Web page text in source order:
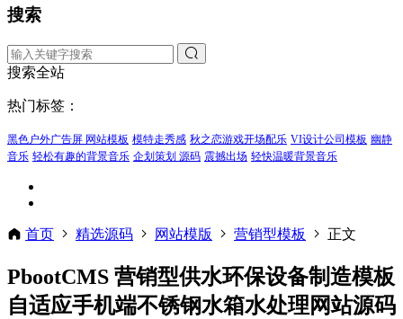
搜索
搜索全站
热门标签：
黑色户外广告屏 网站模板 模特走秀感 秋之恋游戏开场配乐 VI设计公司模板 幽静
音乐 轻松有趣的背景音乐 企划策划 源码 震撼出场 轻快温暖背景音乐
首页 精选源码 网站模版 营销型模板 正文
PbootCMS 营销型供水环保设备制造模板
自适应手机端不锈钢水箱水处理网站源码